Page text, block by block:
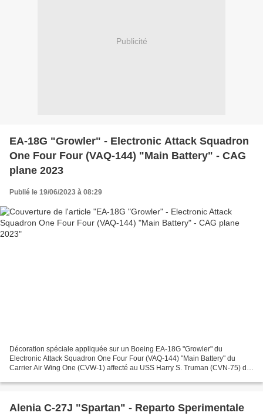
Publicité
EA-18G "Growler" - Electronic Attack Squadron
One Four Four (VAQ-144) "Main Battery" - CAG
plane 2023
Publié le 19/06/2023 à 08:29
Décoration spéciale appliquée sur un Boeing EA-18G "Growler" du
Electronic Attack Squadron One Four Four (VAQ-144) "Main Battery" du
Carrier Air Wing One (CVW-1) affecté au USS Harry S. Truman (CVN-75) de
Alenia C-27J "Spartan" - Reparto Sperimentale